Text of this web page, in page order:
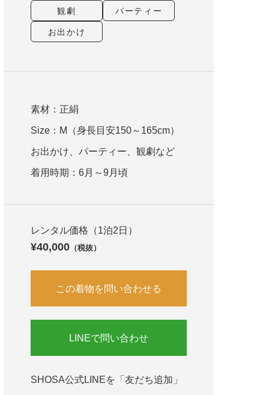
観劇 パーティー
お出かけ
素材：正絹
Size：M（身長目安150～165cm）
お出かけ、パーティー、観劇など
着用時期：6月～9月頃
レンタル価格（1泊2日）
¥40,000 （税抜）
この着物を問い合わせる
LINEで問い合わせ
SHOSA公式LINEを「友だち追加」